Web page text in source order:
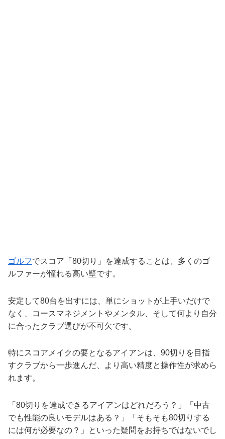
ゴルフでスコア「80切り」を達成することは、多くのゴ
ルファーが憧れる高い壁です。
安定して80台を出すには、単にショットが上手いだけで
なく、コースマネジメントやメンタル、そして何より自分
に合ったクラブ選びが不可欠です。
特にスコアメイクの要となるアイアンは、90切りを目指
すクラブから一歩進んだ、より高い精度と操作性が求めら
れます。
「80切りを達成できるアイアンはどれだろう？」「中古
でも性能の良いモデルはある？」「そもそも80切りする
には何が必要なの？」といった疑問をお持ちではないでし